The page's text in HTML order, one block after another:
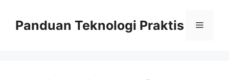
contentPanduan Teknologi Praktis Menu